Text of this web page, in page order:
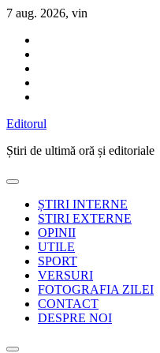
Sari
conținut
7 aug. 2026, vin
Editorul
Știri de ultimă oră și editoriale
ȘTIRI INTERNE
STIRI EXTERNE
OPINII
UTILE
SPORT
VERSURI
FOTOGRAFIA ZILEI
CONTACT
DESPRE NOI